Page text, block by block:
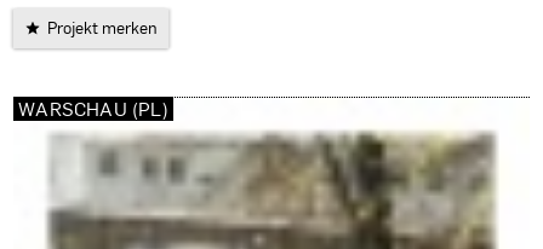
Projekt merken
WARSCHAU (PL)